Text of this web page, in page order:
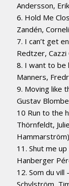
Andersson,
6. Hold Me
Zandén,
7. I can’t get
Redtzer, Cazzi
8. I want to be
Manners,
9. Moving like
Gustav
10 Run to the
Thörnfeldt,
Hammarström)
11. Shut me
Hanberger
12. Som du vill
Schylström,